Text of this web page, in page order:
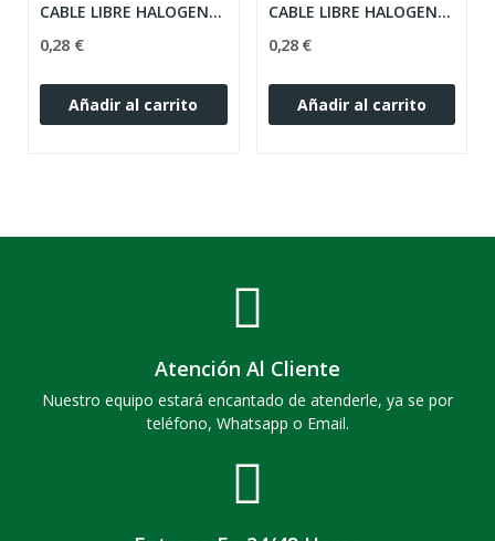
CABLE LIBRE HALOGENOS 1.5MM AZUL FLEXIBLE ZH...
0,28 €
Añadir al carrito
CABLE LIBRE HALOGENOS 1.5MM NEGRO FLEXIBLE ZH...
0,28 €
Añadir al carrito
Atención Al Cliente
Nuestro equipo estará encantado de atenderle, ya se por
teléfono, Whatsapp o Email.